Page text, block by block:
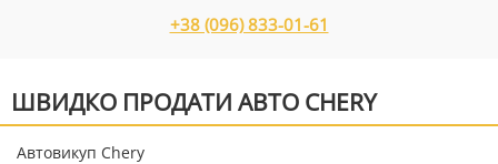
+38 (096) 833-01-61
ШВИДКО ПРОДАТИ АВТО CHERY
Автовикуп Chery